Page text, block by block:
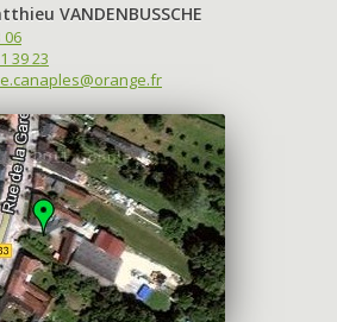
VANDENBUSSCHE
06
39 23